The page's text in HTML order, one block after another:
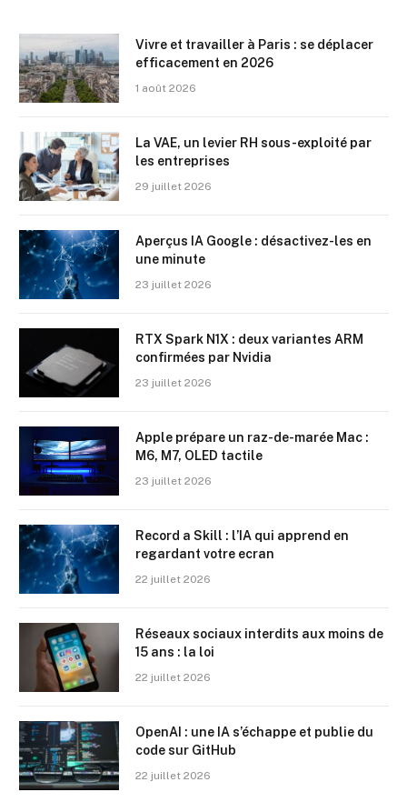
Vivre et travailler à Paris : se déplacer
efficacement en 2026
1 août 2026
La VAE, un levier RH sous-exploité par
les entreprises
29 juillet 2026
Aperçus IA Google : désactivez-les en
une minute
23 juillet 2026
RTX Spark N1X : deux variantes ARM
confirmées par Nvidia
23 juillet 2026
Apple prépare un raz-de-marée Mac :
M6, M7, OLED tactile
23 juillet 2026
Record a Skill : l’IA qui apprend en
regardant votre ecran
22 juillet 2026
Réseaux sociaux interdits aux moins de
15 ans : la loi
22 juillet 2026
OpenAI : une IA s’échappe et publie du
code sur GitHub
22 juillet 2026